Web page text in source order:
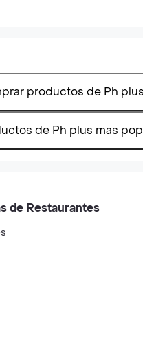
productos de Ph
de Ph plus mas
de Restaurantes